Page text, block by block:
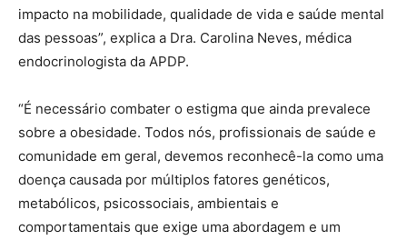
impacto na mobilidade, qualidade de vida e saúde mental
das pessoas”, explica a Dra. Carolina Neves, médica
endocrinologista da APDP.
“É necessário combater o estigma que ainda prevalece
sobre a obesidade. Todos nós, profissionais de saúde e
comunidade em geral, devemos reconhecê-la como uma
doença causada por múltiplos fatores genéticos,
metabólicos, psicossociais, ambientais e
comportamentais que exige uma abordagem e um